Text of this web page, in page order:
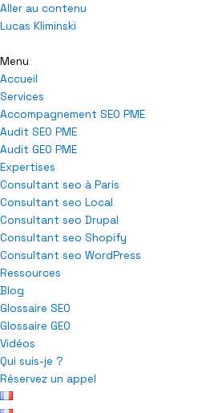
Aller au contenu
Lucas Kliminski
Menu
Accueil
Services
Accompagnement SEO PME
Audit SEO PME
Audit GEO PME
Expertises
Consultant seo à Paris
Consultant seo Local
Consultant seo Drupal
Consultant seo Shopify
Consultant seo WordPress
Ressources
Blog
Glossaire SEO
Glossaire GEO
Vidéos
Qui suis-je ?
Réservez un appel